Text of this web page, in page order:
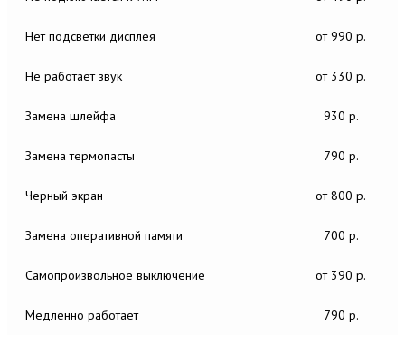
Нет подсветки дисплея от 990 р.
Не работает звук от 330 р.
Замена шлейфа 930 р.
Замена термопасты 790 р.
Черный экран от 800 р.
Замена оперативной памяти 700 р.
Самопроизвольное выключение от 390 р.
Медленно работает 790 р.